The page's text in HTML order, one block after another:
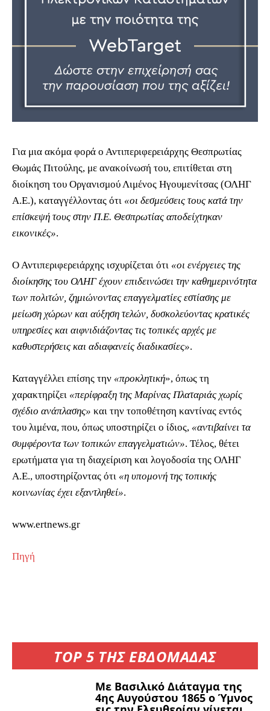
TOP 5 ΤΗΣ ΕΒΔΟΜΑΔΑΣ
Με Βασιλικό Διάταγμα της
4ης Αυγούστου 1865 ο Ύμνος
Για μια ακόμα φορά ο Αντιπεριφερειάρχης Θεσπρωτίας
Θωμάς Πιτούλης, με ανακοίνωσή του, επιτίθεται στη
διοίκηση του Οργανισμού Λιμένος Ηγουμενίτσας (ΟΛΗΓ
Α.Ε.), καταγγέλλοντας ότι «οι δεσμεύσεις τους κατά την
επίσκεψή τους στην Π.Ε. Θεσπρωτίας αποδείχτηκαν
εικονικές».
Ο Αντιπεριφερειάρχης ισχυρίζεται ότι «οι ενέργειες της
διοίκησης του ΟΛΗΓ έχουν επιδεινώσει την καθημερινότητα
των πολιτών, ζημιώνοντας επαγγελματίες εστίασης με
μείωση χώρων και αύξηση τελών, δυσκολεύοντας κρατικές
υπηρεσίες και αιφνιδιάζοντας τις τοπικές αρχές με
καθυστερήσεις και αδιαφανείς διαδικασίες».
Καταγγέλλει επίσης την «προκλητική», όπως τη
χαρακτηρίζει «περίφραξη της Μαρίνας Πλαταριάς χωρίς
σχέδιο ανάπλασης» και την τοποθέτηση καντίνας εντός
του λιμένα, που, όπως υποστηρίζει ο ίδιος, «αντιβαίνει τα
συμφέροντα των τοπικών επαγγελματιών». Τέλος, θέτει
ερωτήματα για τη διαχείριση και λογοδοσία της ΟΛΗΓ
Α.Ε., υποστηρίζοντας ότι «η υπομονή της τοπικής
κοινωνίας έχει εξαντληθεί».
www.ertnews.gr
Πηγή